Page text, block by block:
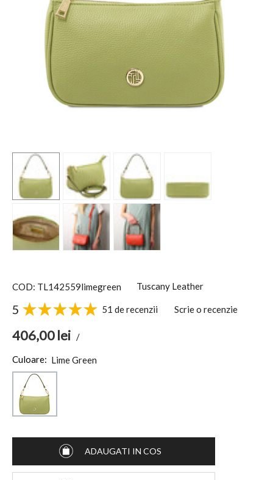
COD: TL142559limegreen Tuscany Leather
5 51 de recenzii Scrie o recenzie
406,00lei /
Culoare: Lime Green
ADAUGATI IN COS